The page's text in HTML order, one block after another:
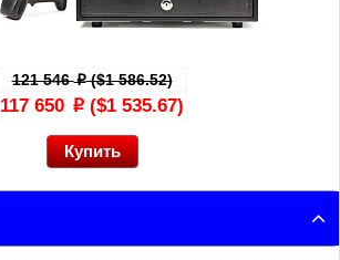
121 546p($1 586.52)
117 650 p ($1 535.67)